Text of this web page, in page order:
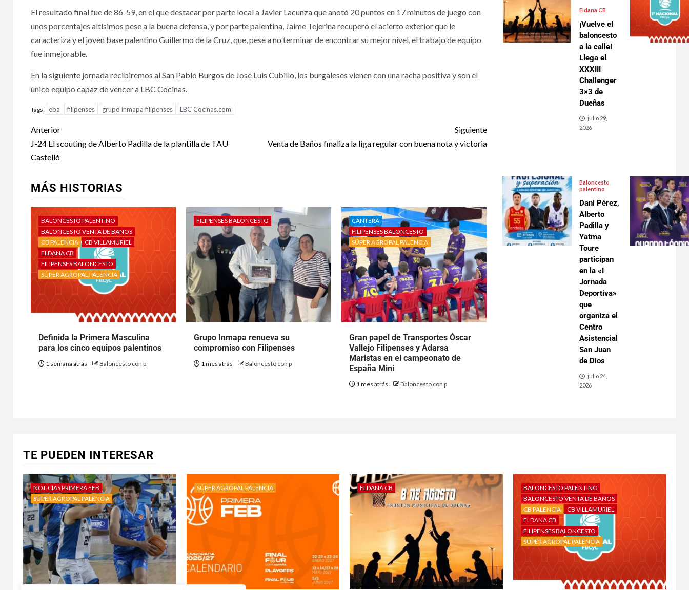
El resultado final fue de 86-59, en el que destacar por parte local a Javier Lacunza que anotó 20 puntos en 17 minutos de juego con
unos porcentajes altísimos pese a la buena defensa, y por parte palentina, Jaime Tejerina recuperó el acierto exterior que le
caracteriza y el joven base palentino Guillermo de la Cruz, que, pese a no terminar de encontrar su mejor nivel, el trabajo de equipo
fue inmejorable.
En la siguiente jornada recibiremos al San Pablo Burgos de José Luis Cubillo, los burgaleses vienen con una racha positiva y son el
único equipo capaz de vencer a LBC Cocinas.
Tags: eba filipenses grupo inmapa filipenses LBC Cocinas.com
Anterior
J-24 El scouting de Alberto Padilla de la plantilla de TAU
Castelló
Siguiente
Venta de Baños finaliza la liga regular con buena nota y victoria
MÁS HISTORIAS
BALONCESTO PALENTINO
BALONCESTO VENTA DE BAÑOS
CB PALENCIA
CB VILLAMURIEL
ELDANA CB
FILIPENSES BALONCESTO
SÚPER AGROPAL PALENCIA
Definida la Primera Masculina
para los cinco equipos palentinos
1 semana atrás Baloncesto con p
FILIPENSES BALONCESTO
Grupo Inmapa renueva su
compromiso con Filipenses
1 mes atrás Baloncesto con p
CANTERA
FILIPENSES BALONCESTO
SÚPER AGROPAL PALENCIA
Gran papel de Transportes Óscar
Vallejo Filipenses y Adarsa
Maristas en el campeonato de
España Mini
1 mes atrás Baloncesto con p
Eldana CB
¡Vuelve el
baloncesto
a la calle!
Llega el
XXXIII
Challenger
3×3 de
Dueñas
julio 29,
2026
Baloncesto
palentino
Dani Pérez,
Alberto
Padilla y
Yatma
Toure
participan
en la «I
Jornada
Deportiva»
que
organiza el
Centro
Asistencial
San Juan
de Dios
julio 24,
2026
TE PUEDEN INTERESAR
NOTICIAS PRIMERA FEB
SÚPER AGROPAL PALENCIA
SÚPER AGROPAL PALENCIA ELDANA CB
BALONCESTO PALENTINO
BALONCESTO VENTA DE BAÑOS
CB PALENCIA
CB VILLAMURIEL
ELDANA CB
FILIPENSES BALONCESTO
SÚPER AGROPAL PALENCIA